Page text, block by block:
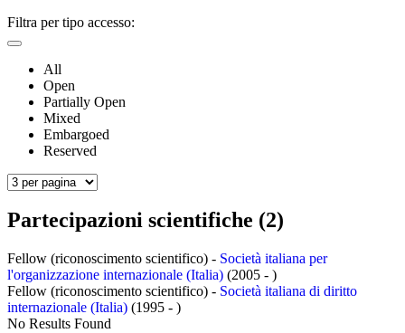
Filtra per tipo accesso:
All
Open
Partially Open
Mixed
Embargoed
Reserved
Partecipazioni scientifiche (2)
Fellow (riconoscimento scientifico) - Società italiana per
l'organizzazione internazionale (Italia) (2005 - )
Fellow (riconoscimento scientifico) - Società italiana di diritto
internazionale (Italia) (1995 - )
No Results Found